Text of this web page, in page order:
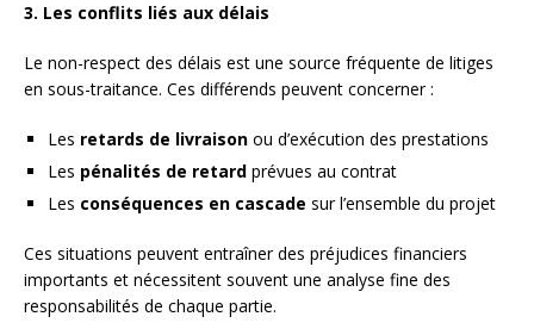
3. Les conflits liés aux délais
Le non-respect des délais est une source fréquente de litiges
en sous-traitance. Ces différends peuvent concerner :
Les retards de livraison ou d’exécution des prestations
Les pénalités de retard prévues au contrat
Les conséquences en cascade sur l’ensemble du projet
Ces situations peuvent entraîner des préjudices financiers
importants et nécessitent souvent une analyse fine des
responsabilités de chaque partie.